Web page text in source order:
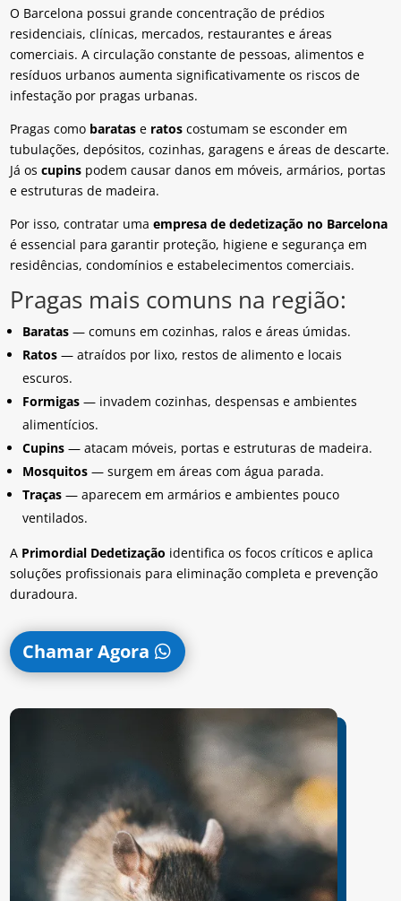
O Barcelona possui grande concentração de prédios
residenciais, clínicas, mercados, restaurantes e áreas
comerciais. A circulação constante de pessoas, alimentos e
resíduos urbanos aumenta significativamente os riscos de
infestação por pragas urbanas.
Pragas como baratas e ratos costumam se esconder em
tubulações, depósitos, cozinhas, garagens e áreas de descarte.
Já oscupins podem causar danos em móveis, armários, portas
e estruturas de madeira.
Por isso, contratar umaempresa de dedetização no Barcelona
é essencial para garantir proteção, higiene e segurança em
residências, condomínios e estabelecimentos comerciais.
Pragas mais comuns na região:
Baratas — comuns em cozinhas, ralos e áreas úmidas.
Ratos — atraídos por lixo, restos de alimento e locais
escuros.
Formigas — invadem cozinhas, despensas e ambientes
alimentícios.
Cupins — atacam móveis, portas e estruturas de madeira.
Mosquitos — surgem em áreas com água parada.
Traças — aparecem em armários e ambientes pouco
ventilados.
A Primordial Dedetização identifica os focos críticos e aplica
soluções profissionais para eliminação completa e prevenção
duradoura.
Chamar Agora